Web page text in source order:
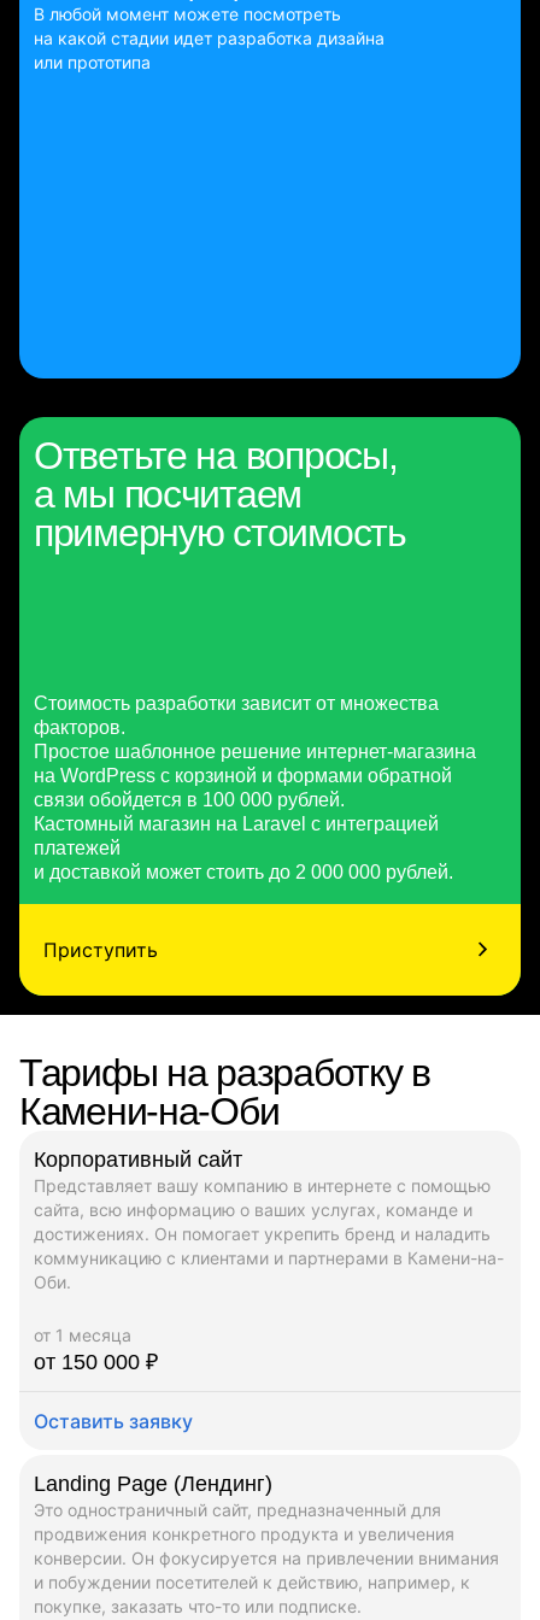
В любой момент можете посмотреть
на какой стадии идет разработка дизайна
или прототипа
Ответьте на вопросы,
а мы посчитаем
примерную стоимость
Стоимость разработки зависит от множества
факторов.
Простое шаблонное решение интернет-магазина
на WordPress с корзиной и формами обратной
связи обойдется в 100 000 рублей.
Кастомный магазин на Laravel с интеграцией
платежей
и доставкой может стоить до 2 000 000 рублей.
Приступить
Тарифы на разработку в
Камени-на-Оби
Корпоративный сайт
Представляет вашу компанию в интернете с помощью
сайта, всю информацию о ваших услугах, команде и
достижениях. Он помогает укрепить бренд и наладить
коммуникацию с клиентами и партнерами в Камени-на-
Оби.
от 1 месяца
от 150 000 ₽
Оставить заявку
Landing Page (Лендинг)
Это одностраничный сайт, предназначенный для
продвижения конкретного продукта и увеличения
конверсии. Он фокусируется на привлечении внимания
и побуждении посетителей к действию, например, к
покупке, заказать что-то или подписке.